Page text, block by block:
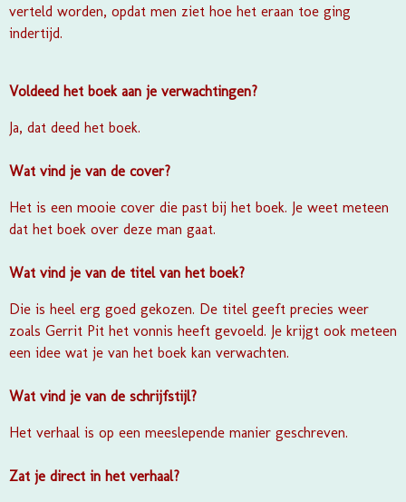
verteld worden, opdat men ziet hoe het eraan toe ging
indertijd.
Voldeed het boek aan je verwachtingen?
Ja, dat deed het boek.
Wat vind je van de cover?
Het is een mooie cover die past bij het boek. Je weet meteen
dat het boek over deze man gaat.
Wat vind je van de titel van het boek?
Die is heel erg goed gekozen. De titel geeft precies weer
zoals Gerrit Pit het vonnis heeft gevoeld. Je krijgt ook meteen
een idee wat je van het boek kan verwachten.
Wat vind je van de schrijfstijl?
Het verhaal is op een meeslepende manier geschreven.
Zat je direct in het verhaal?